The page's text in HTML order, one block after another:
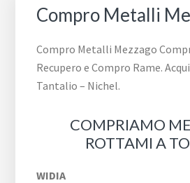
Compro Metalli
Compro Metalli Mezzago
Recupero e Compro Rame.
Tantalio – Nichel.
COMPRIAMO
ROTTAMI A
WIDIA